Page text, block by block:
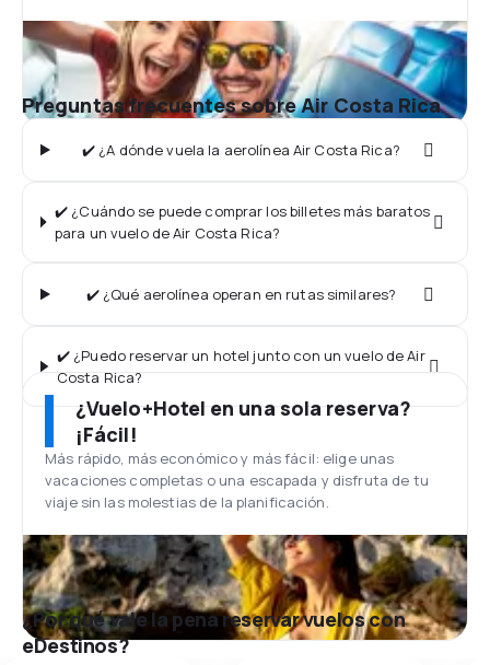
Preguntas frecuentes sobre Air Costa Rica
✔️ ¿A dónde vuela la aerolínea Air Costa Rica?
✔️ ¿Cuándo se puede comprar los billetes más baratos
para un vuelo de Air Costa Rica?
✔️ ¿Qué aerolínea operan en rutas similares?
✔️ ¿Puedo reservar un hotel junto con un vuelo de Air
Costa Rica?
¿Vuelo+Hotel en una sola reserva?
¡Fácil!
Más rápido, más económico y más fácil: elige unas
vacaciones completas o una escapada y disfruta de tu
viaje sin las molestias de la planificación.
¿Por qué vale la pena reservar vuelos con
eDestinos?